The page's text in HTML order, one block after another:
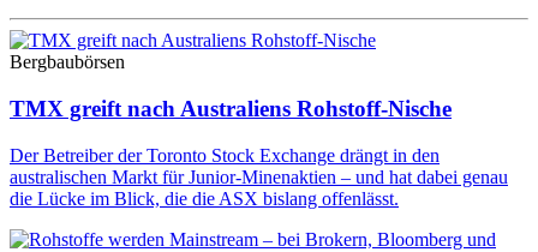
Bergbaubörsen
TMX greift nach Australiens Rohstoff-Nische
Der Betreiber der Toronto Stock Exchange drängt in den
australischen Markt für Junior-Minenaktien – und hat dabei genau
die Lücke im Blick, die die ASX bislang offenlässt.